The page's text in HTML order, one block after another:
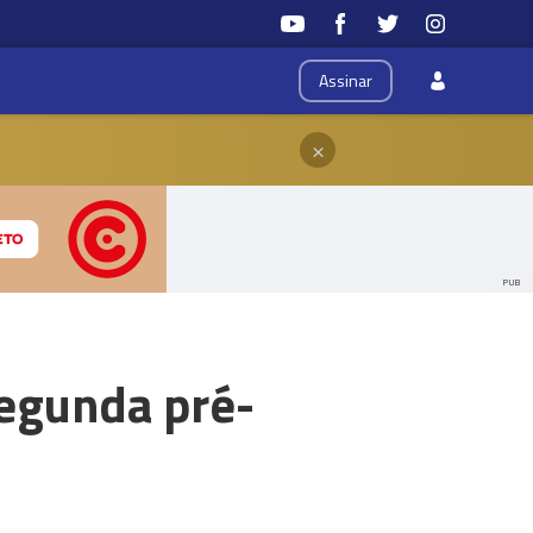
Assinar
×
PUB
pré-